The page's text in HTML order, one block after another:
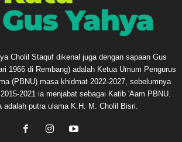
Cholil Staquf dikenal juga dengan sapaan Gus
1966 di Rembang) adalah Ketua Umum Pengurus
(PBNU) masa khidmat 2022-2027, sebelumnya
2021 ia menjabat sebagai Katib 'Aam PBNU.
adalah putra ulama K.H. M. Cholil Bisri.